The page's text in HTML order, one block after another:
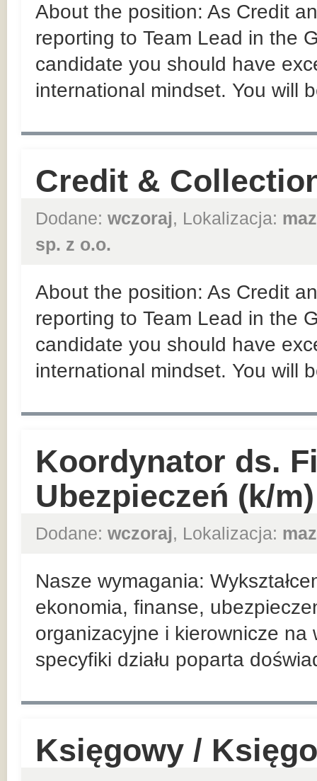
About the position: As Credit
reporting to Team Lead in the
candidate you should have
international mindset. You will
Credit &
Dodane: wczoraj, Lokalizacja:
sp. z o.o.
About the position: As Credit
reporting to Team Lead in the
candidate you should have
international mindset. You will
Koordynator ds.
Ubezpieczeń (k/m)
Dodane: wczoraj, Lokalizacja:
Nasze wymagania:
ekonomia, finanse,
organizacyjne i kierownicze
specyfiki działu poparta
Księgowy /